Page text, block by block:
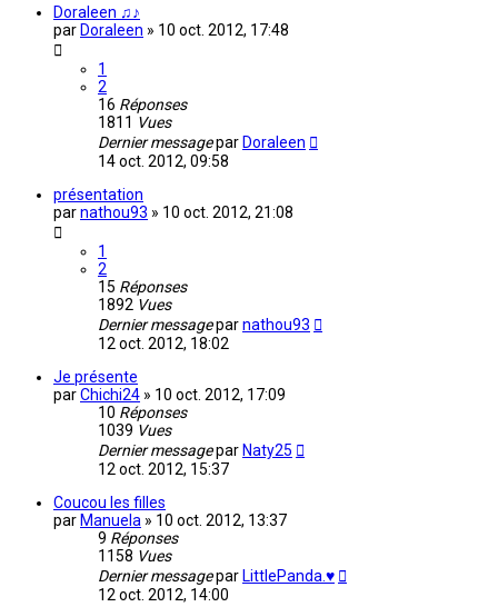
Doraleen ♫♪
par Doraleen » 10 oct. 2012, 17:48
1
2
16 Réponses
1811 Vues
Dernier messagepar Doraleen
14 oct. 2012, 09:58
présentation
parnathou93 » 10 oct. 2012, 21:08
1
2
15 Réponses
1892 Vues
Dernier messageparnathou93
12 oct. 2012, 18:02
Je présente
parChichi24 » 10 oct. 2012, 17:09
10 Réponses
1039 Vues
Dernier messagepar Naty25
12 oct. 2012, 15:37
Coucou les filles
par Manuela » 10 oct. 2012, 13:37
9 Réponses
1158 Vues
Dernier messagepar LittlePanda.♥
12 oct. 2012, 14:00